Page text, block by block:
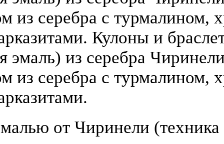
из серебра с турмалином,
Кулоны и
эмаль) из серебра
из серебра с турмалином,
от Чиринели (техника